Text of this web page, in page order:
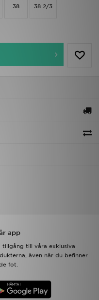
38 38 2/3
app
tillgång till våra exklusiva
även när du befinner
fot.